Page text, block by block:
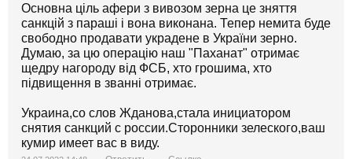
Основна ціль афери з вивозом зерна це зняття
санкцій з параші і вона виконана. Тепер немита буде
свободно продавати украдене в України зерно.
Думаю, за цю операцію наш "Паханат" отримає
щедру нагороду від ФСБ, хто грошима, хто
підвищення в званні отримає.
Украина,со слов Жданова,стала инициатором
снятия санкций с россии.Сторонники зелеского,ваш
кумир имеет вас в виду.